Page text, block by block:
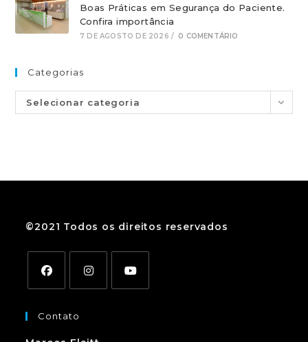
Boas Práticas em Segurança do Paciente.
Confira importância
7 DE AGOSTO DE 2026 / 0 COMENTÁRIO
Categorias
Selecionar categoria
©2021 Todos os direitos reservados
Contato